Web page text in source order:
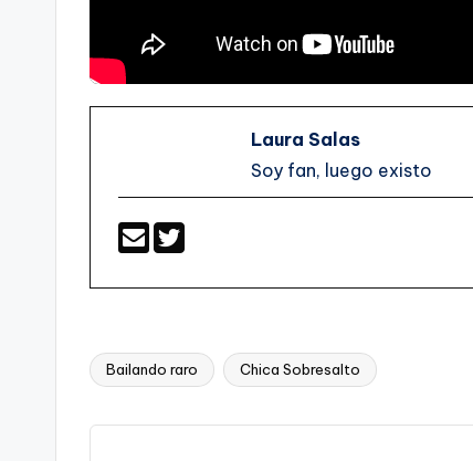
Laura Salas
Soy fan, luego existo
Etiquetas:
Bailando raro Chica Sobresalto